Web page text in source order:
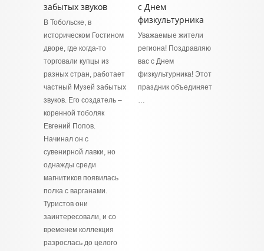
забытых звуков
В Тобольске, в
историческом Гостином
дворе, где когда-то
торговали купцы из
разных стран, работает
частный Музей забытых
звуков. Его создатель –
коренной тоболяк
Евгений Попов.
Начинал он с
сувенирной лавки, но
однажды среди
магнитиков появилась
полка с варганами.
Туристов они
заинтересовали, и со
временем коллекция
разрослась до целого
с Днем
физкультурника
Уважаемые жители
региона! Поздравляю
вас с Днем
физкультурника! Этот
праздник объединяет
…